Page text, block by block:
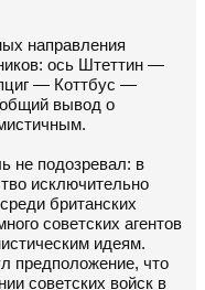
направления
ось Штеттин —
— Коттбус —
вывод о
не подозревал: в
исключительно
британских
советских агентов
идеям.
предположение, что
советских войск в